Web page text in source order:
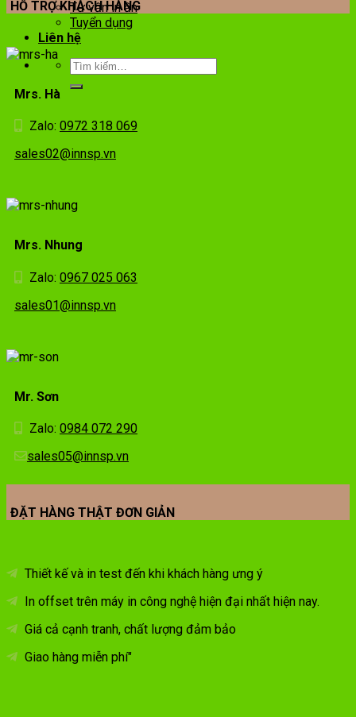
Tư vấn in ấn
Tuyển dụng
Liên hệ
HỖ TRỢ KHÁCH HÀNG
Mrs. Hà
Zalo: 0972 318 069
sales02@innsp.vn
Mrs. Nhung
Zalo: 0967 025 063
sales01@innsp.vn
Mr. Sơn
Zalo: 0984 072 290
sales05@innsp.vn
ĐẶT HÀNG THẬT ĐƠN GIẢN
Thiết kế và in test đến khi khách hàng ưng ý
In offset trên máy in công nghệ hiện đại nhất hiện nay.
Giá cả cạnh tranh, chất lượng đảm bảo
Giao hàng miễn phí"